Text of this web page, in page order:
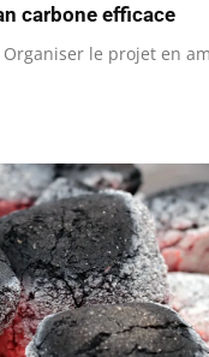
carbone efficace
le projet en